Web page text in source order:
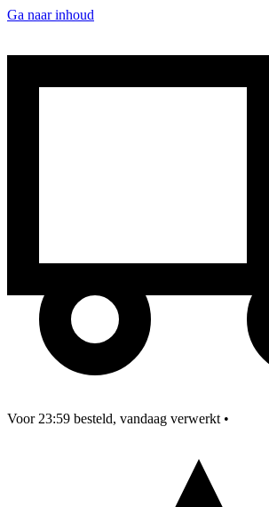
Ga naar inhoud
Voor 23:59 besteld, vandaag verwerkt •